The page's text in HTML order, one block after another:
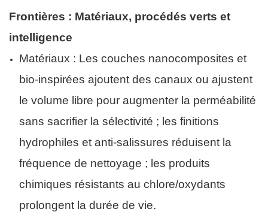
Frontières : Matériaux, procédés verts et
intelligence
Matériaux : Les couches nanocomposites et
bio-inspirées ajoutent des canaux ou ajustent
le volume libre pour augmenter la perméabilité
sans sacrifier la sélectivité ; les finitions
hydrophiles et anti-salissures réduisent la
fréquence de nettoyage ; les produits
chimiques résistants au chlore/oxydants
prolongent la durée de vie.